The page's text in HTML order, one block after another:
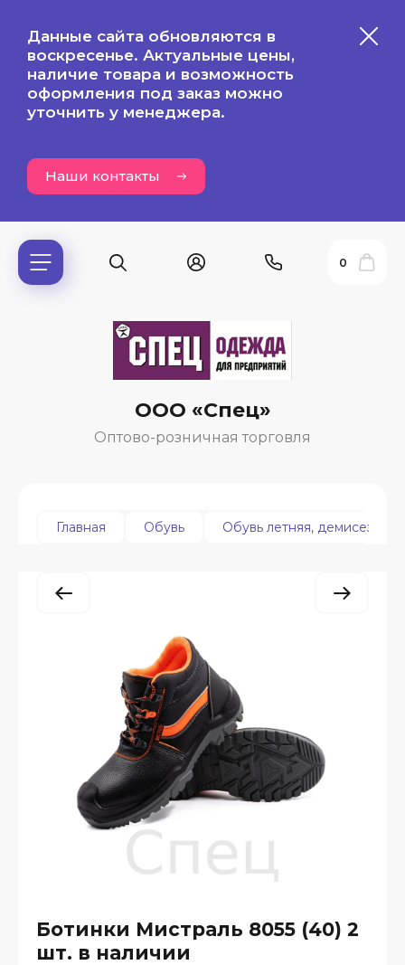
Данные сайта обновляются в
воскресенье. Актуальные цены,
наличие товара и возможность
оформления под заказ можно
уточнить у менеджера.
Наши контакты
0
ООО «Спец»
Оптово-розничная торговля
Главная Обувь Обувь летняя,
Ботинки Мистраль 8055 (40) 2
шт. в наличии